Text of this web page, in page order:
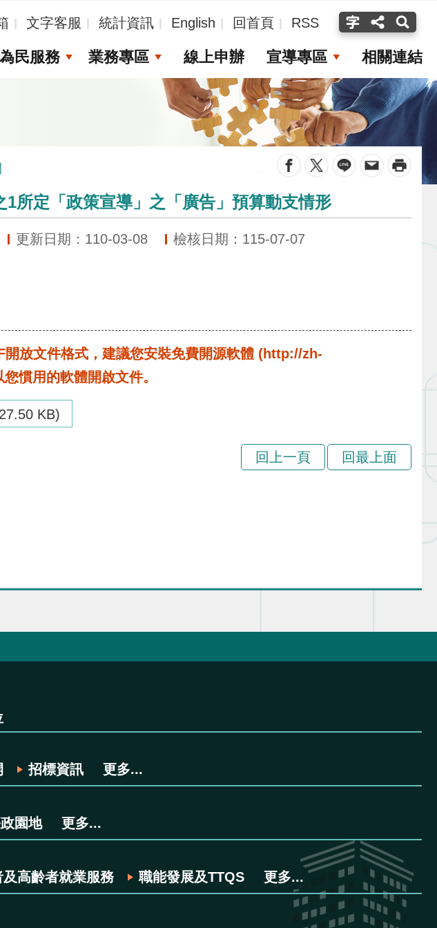
文字客服 統計資訊 English 回首頁 RSS
為民服務 業務專區 線上申辦 宣導專區 相關連結
所定「政策宣導」之「廣告」預算動支情形
更新日期：110-03-08
檢核日期：115-07-07
放文件格式，建議您安裝免費開源軟體 (http://zh-
用的軟體開啟文件。
KB)
回上一頁 回最上面
招標資訊 更多...
園地 更多...
及高齡者就業服務 職能發展及TTQS 更多...